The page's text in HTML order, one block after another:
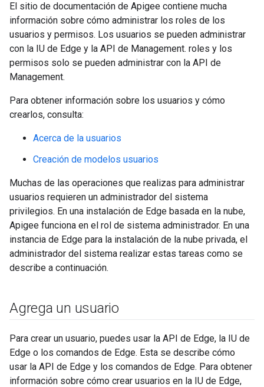
El sitio de documentación de Apigee contiene mucha
información sobre cómo administrar los roles de los
usuarios y permisos. Los usuarios se pueden administrar
con la IU de Edge y la API de Management. roles y los
permisos solo se pueden administrar con la API de
Management.
Para obtener información sobre los usuarios y cómo
crearlos, consulta:
Acerca de la usuarios
Creación de modelos usuarios
Muchas de las operaciones que realizas para administrar
usuarios requieren un administrador del sistema
privilegios. En una instalación de Edge basada en la nube,
Apigee funciona en el rol de sistema administrador. En una
instancia de Edge para la instalación de la nube privada, el
administrador del sistema realizar estas tareas como se
describe a continuación.
Agrega un usuario
Para crear un usuario, puedes usar la API de Edge, la IU de
Edge o los comandos de Edge. Esta se describe cómo
usar la API de Edge y los comandos de Edge. Para obtener
información sobre cómo crear usuarios en la IU de Edge,